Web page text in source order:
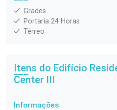
Grades
Portaria 24 Horas
Térreo
Itens do Edifício
Center III
Informações